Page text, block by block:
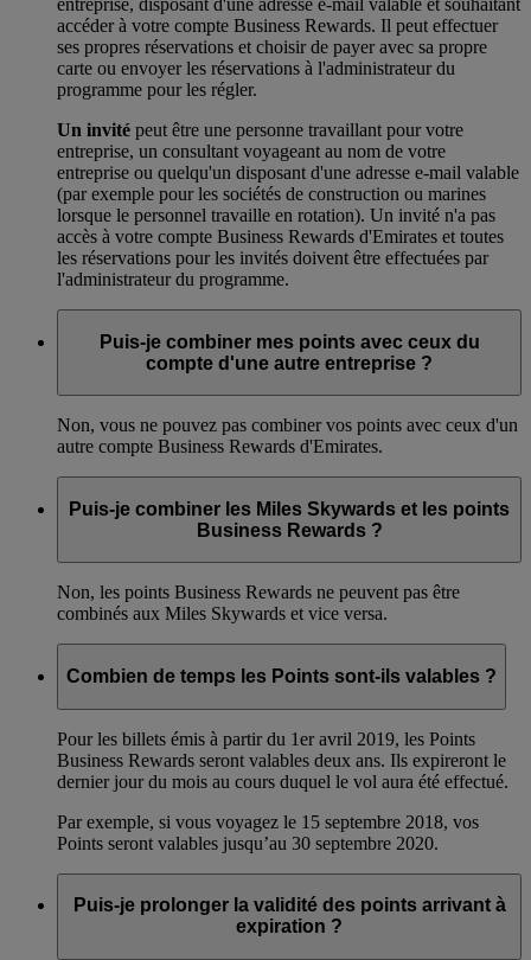
entreprise, disposant d'une adresse e-mail valable et souhaitant
accéder à votre compte Business Rewards. Il peut effectuer
ses propres réservations et choisir de payer avec sa propre
carte ou envoyer les réservations à l'administrateur du
programme pour les régler.
Un invité peut être une personne travaillant pour votre
entreprise, un consultant voyageant au nom de votre
entreprise ou quelqu'un disposant d'une adresse e-mail valable
(par exemple pour les sociétés de construction ou marines
lorsque le personnel travaille en rotation). Un invité n'a pas
accès à votre compte Business Rewards d'Emirates et toutes
les réservations pour les invités doivent être effectuées par
l'administrateur du programme.
Puis-je combiner mes points avec ceux du
compte d'une autre entreprise ?
Non, vous ne pouvez pas combiner vos points avec ceux d'un
autre compte Business Rewards d'Emirates.
Puis-je combiner les Miles Skywards et les points
Business Rewards ?
Non, les points Business Rewards ne peuvent pas être
combinés aux Miles Skywards et vice versa.
Combien de temps les Points sont-ils valables ?
Pour les billets émis à partir du 1er avril 2019, les Points
Business Rewards seront valables deux ans. Ils expireront le
dernier jour du mois au cours duquel le vol aura été effectué.
Par exemple, si vous voyagez le 15 septembre 2018, vos
Points seront valables jusqu’au 30 septembre 2020.
Puis-je prolonger la validité des points arrivant à
expiration ?